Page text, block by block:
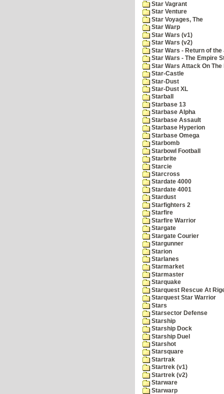
Star Vagrant
Star Venture
Star Voyages, The
Star Warp
Star Wars (v1)
Star Wars (v2)
Star Wars - Return of
Star Wars - The Empire
Star Wars Attack On The
Star-Castle
Star-Dust
Star-Dust XL
Starball
Starbase 13
Starbase Alpha
Starbase Assault
Starbase Hyperion
Starbase Omega
Starbomb
Starbowl Football
Starbrite
Starcie
Starcross
Stardate 4000
Stardate 4001
Stardust
Starfighters 2
Starfire
Starfire Warrior
Stargate
Stargate Courier
Stargunner
Starion
Starlanes
Starmarket
Starmaster
Starquake
Starquest Rescue At
Starquest Star Warrior
Stars
Starsector Defense
Starship
Starship Dock
Starship Duel
Starshot
Starsquare
Startrak
Startrek (v1)
Startrek (v2)
Starware
Starwarp